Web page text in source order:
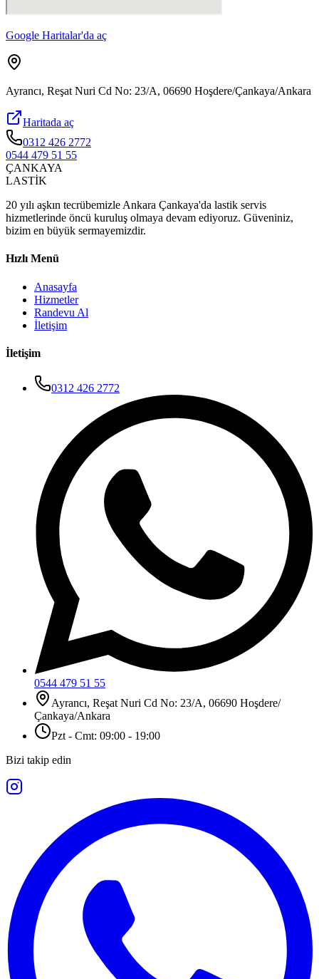
Google Haritalar'da aç
Ayrancı, Reşat Nuri Cd No: 23/A, 06690 Hoşdere/Çankaya/Ankara
Haritada aç
0312 426 2772
0544 479 51 55
ÇANKAYA
LASTİK
20 yılı aşkın tecrübemizle Ankara Çankaya'da lastik servis
hizmetlerinde öncü kuruluş olmaya devam ediyoruz. Güveniniz,
bizim en büyük sermayemizdir.
Hızlı Menü
Anasayfa
Hizmetler
Randevu Al
İletişim
İletişim
0312 426 2772
0544 479 51 55
Ayrancı, Reşat Nuri Cd No: 23/A, 06690 Hoşdere/
Çankaya/Ankara
Pzt - Cmt: 09:00 - 19:00
Bizi takip edin